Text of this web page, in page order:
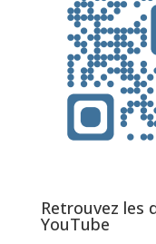
Retrouvez les
YouTube